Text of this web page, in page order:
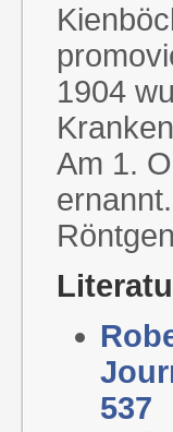
1904
Am 1.
537